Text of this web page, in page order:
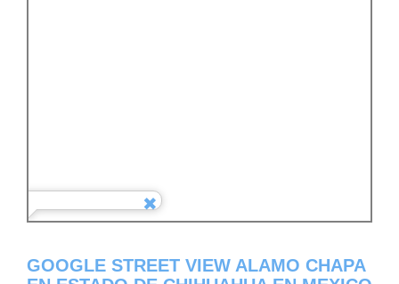
GOOGLE STREET VIEW ALAMO CHAPA